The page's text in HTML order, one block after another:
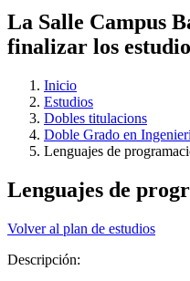
La Salle Campus
finalizar los
Inicio
Estudios
Dobles titulacions
Doble Grado en
Lenguajes de
Lenguajes de
Volver al plan de estudios
Descripción: